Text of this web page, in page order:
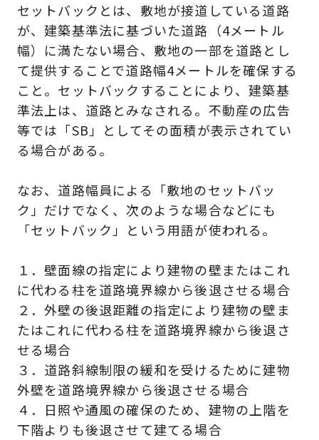
セットバックとは、敷地が接道している道路
が、建築基準法に基づいた道路（4メートル
幅）に満たない場合、敷地の一部を道路とし
て提供することで道路幅4メートルを確保する
こと。セットバックすることにより、建築基
準法上は、道路とみなされる。不動産の広告
等では「SB」としてその面積が表示されてい
る場合がある。
なお、道路幅員による「敷地のセットバッ
ク」だけでなく、次のような場合などにも
「セットバック」という用語が使われる。
１．壁面線の指定により建物の壁またはこれ
に代わる柱を道路境界線から後退させる場合
２．外壁の後退距離の指定により建物の壁ま
たはこれに代わる柱を道路境界線から後退さ
せる場合
３．道路斜線制限の緩和を受けるために建物
外壁を道路境界線から後退させる場合
４．日照や通風の確保のため、建物の上階を
下階よりも後退させて建てる場合